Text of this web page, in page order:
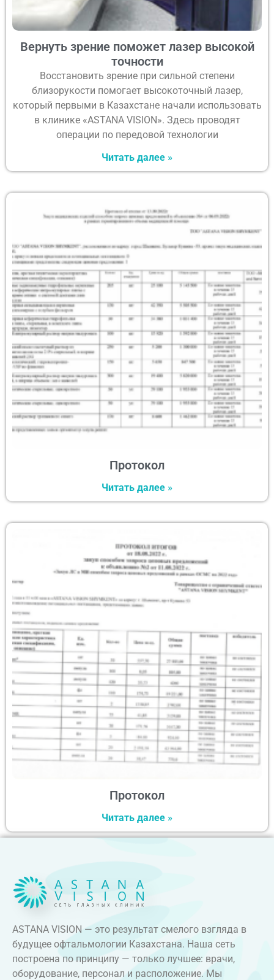
Вернуть зрение поможет лазер высокой
точности
Восстановить зрение при сильной степени
близорукости помогает высокоточный лазер,
который первыми в Казахстане начали использовать
в клинике «ASTANA VISION». Здесь проводят
операции по передовой технологии
Читать далее »
Протокол
Читать далее »
Протокол
Читать далее »
ASTANA VISION — это результат смелого взгляда в
будущее офтальмологии Казахстана. Наша сеть
построена по принципу — только лучшее: врачи,
оборудование, персонал и расположение. Мы